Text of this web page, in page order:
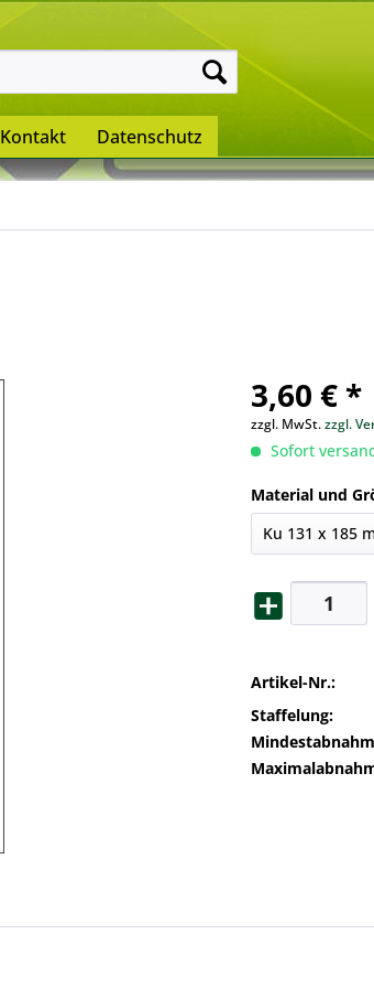
Kontakt Datenschutz
3,60 € *
zzgl. MwSt.zzgl.
Sofort
Material und
Artikel-Nr.:
Staffelung: